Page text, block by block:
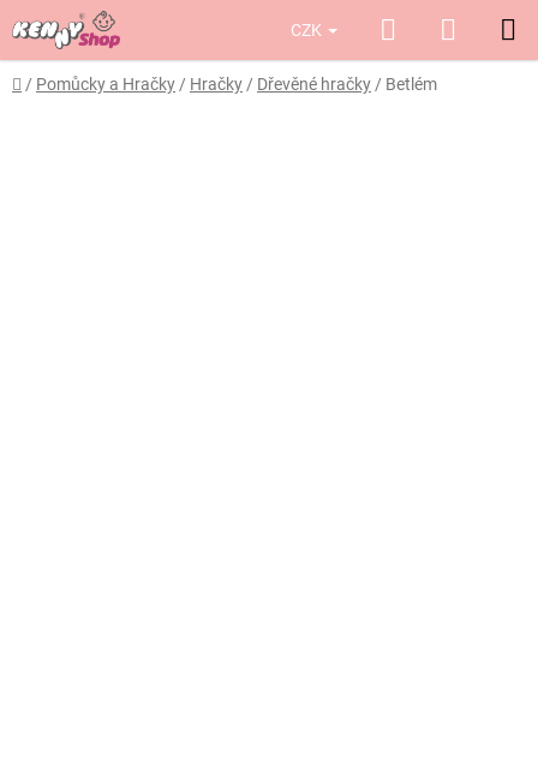
na
obsah
CZK Hledat
KOŠÍK
Domů
/ Pomůcky a Hračky / Hračky / Dřevěné hračky / Betlém